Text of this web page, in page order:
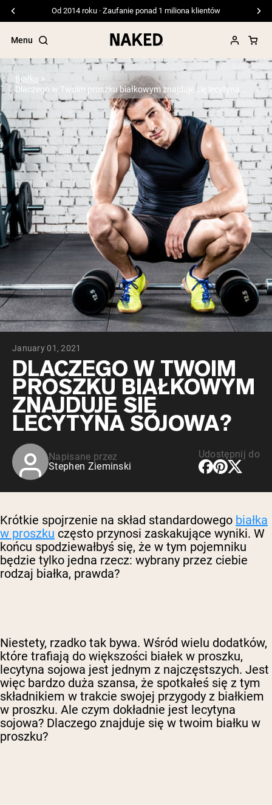
Od 2014 roku · Zaufanie ponad 1 miliona klientów
Menu
Popularne wyszukiwania
”Protein Powder“
”Overnight Oats“
”Vegan protein“
”Collagen“
”Micellar Casein“
ODŻYWKI BIAŁKOWEBestsellery
Białko grochu
Odżywka Białkowa z Serwatki z mleka
krów karmionych trawą
Peptydy kolagenowe
Czekoladowa serwatka z mleka krów
karmionych trawą
Serwatka z trawy karmionej wanilią
Serwatka z mleka krów karmionych
trawą
WEGAŃSKIE ODŻYWKI
BIAŁKOWE
Bestsellery
Białko grochu
Białka
January 01, 2021
DLACZEGO W TWOIM
PROSZKU BIAŁKOWYM
ZNAJDUJE SIĘ
LECYTYNA SOJOWA?
Napisane przez
Stephen Zieminski
Udostępnij do
Krótkie spojrzenie na skład standardowego białka
w proszku często przynosi zaskakujące wyniki. W
końcu spodziewałbyś się, że w tym pojemniku
będzie tylko jedna rzecz: wybrany przez ciebie
rodzaj białka, prawda?
Niestety, rzadko tak bywa. Wśród wielu dodatków,
które trafiają do większości białek w proszku,
lecytyna sojowa jest jednym z najczęstszych. Jest
więc bardzo duża szansa, że spotkałeś się z tym
składnikiem w trakcie swojej przygody z białkiem
w proszku. Ale czym dokładnie jest lecytyna
sojowa? Dlaczego znajduje się w twoim białku w
proszku?